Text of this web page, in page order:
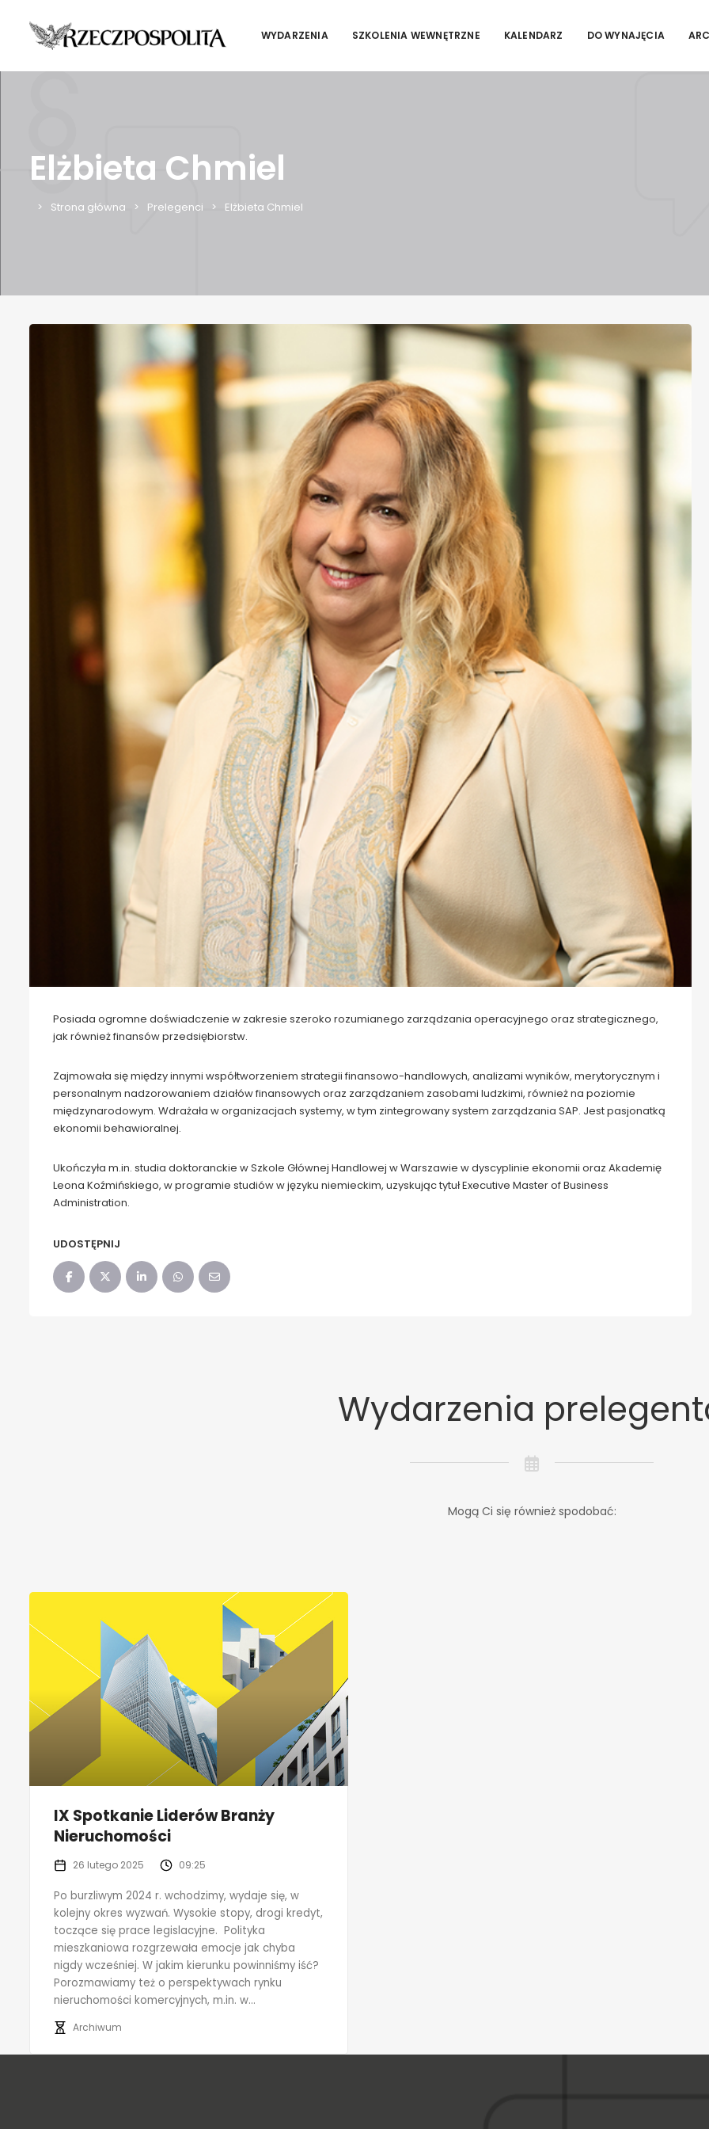
WYDARZENIA SZKOLENIA WEWNĘTRZNE KALENDARZ DO WYNAJĘCIA
Elżbieta Chmiel
Strona główna Prelegenci Elżbieta Chmiel
Posiada ogromne doświadczenie w zakresie szeroko rozumianego zarządzania operacyjnego oraz strategicznego,
jak również finansów przedsiębiorstw.
Zajmowała się między innymi współtworzeniem strategii finansowo-handlowych, analizami wyników, merytorycznym i
personalnym nadzorowaniem działów finansowych oraz zarządzaniem zasobami ludzkimi, również na poziomie
międzynarodowym. Wdrażała w organizacjach systemy, w tym zintegrowany system zarządzania SAP. Jest pasjonatką
ekonomii behawioralnej.
Ukończyła m.in. studia doktoranckie w Szkole Głównej Handlowej w Warszawie w dyscyplinie ekonomii oraz Akademię
Leona Koźmińskiego, w programie studiów w języku niemieckim, uzyskując tytuł Executive Master of Business
Administration.
UDOSTĘPNIJ
Wydarzenia
Mogą Ci się również spodobać:
IX Spotkanie Liderów Branży
Nieruchomości
26 lutego 2025 09:25
Po burzliwym 2024 r. wchodzimy, wydaje się, w
kolejny okres wyzwań. Wysokie stopy, drogi kredyt,
toczące się prace legislacyjne. Polityka
mieszkaniowa rozgrzewała emocje jak chyba
nigdy wcześniej. W jakim kierunku powinniśmy iść?
Porozmawiamy też o perspektywach rynku
nieruchomości komercyjnych, m.in. w...
Archiwum